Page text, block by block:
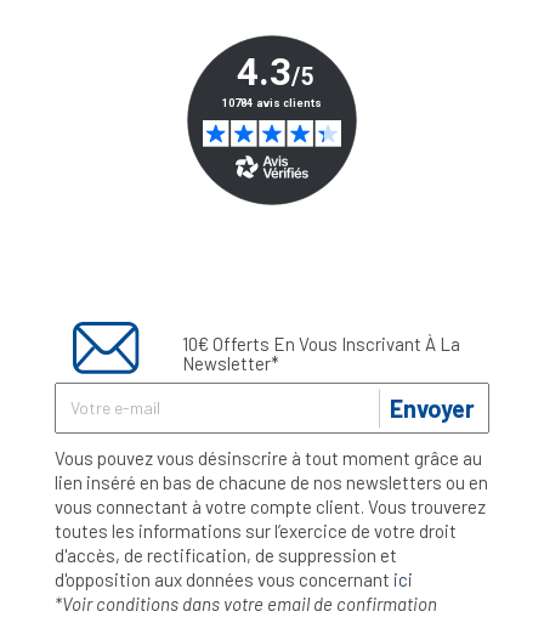
10€ Offerts En Vous Inscrivant À La
Newsletter*
Envoyer
Vous pouvez vous désinscrire à tout moment grâce au
lien inséré en bas de chacune de nos newsletters ou en
vous connectant à votre compte client. Vous trouverez
toutes les informations sur l’exercice de votre droit
d'accès, de rectification, de suppression et
d'opposition aux données vous concernant ici
*Voir conditions dans votre email de confirmation